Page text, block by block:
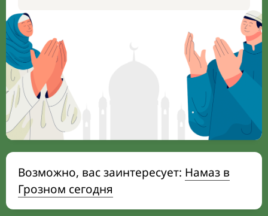
Возможно, вас заинтересует: Намаз в
Грозном сегодня